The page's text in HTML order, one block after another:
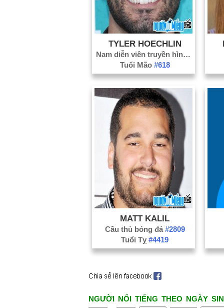
TYLER HOECHLIN
Nam diễn viên truyền hình#105
Tuổi Mão #618
MATT KALIL
Cầu thủ bóng đá #2809
Tuổi Tỵ#4419
NGƯỜI NỔI TIẾNG THEO NGÀY